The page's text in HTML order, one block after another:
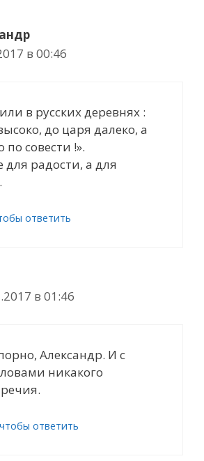
в 00:46
в русских деревнях :
до царя далеко, а
совести !».
для радости, а для
ответить
в 01:46
Александр. И с
никакого
ответить